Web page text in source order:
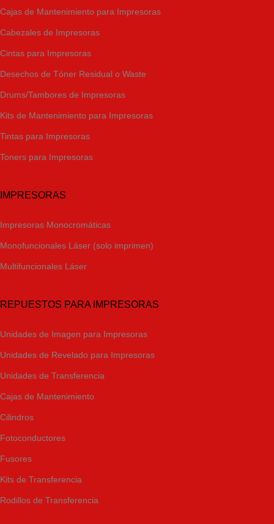
Cajas de Mantenimiento para Impresoras
Cabezales de Impresoras
Cintas para Impresoras
Desechos de Tóner Residual o Waste
Drums/Tambores de Impresoras
Kits de Mantenimiento para Impresoras
Tintas para Impresoras
Toners para Impresoras
IMPRESORAS
Impresoras Monocromáticas
Monofuncionales Láser (solo imprimen)
Multifuncionales Láser
REPUESTOS PARA IMPRESORAS
Unidades de Imagen para Impresoras
Unidades de Revelado para Impresoras
Unidades de Transferencia
Cajas de Mantenimiento
Cilindros
Fotoconductores
Fusores
Kits de Transferencia
Rodillos de Transferencia